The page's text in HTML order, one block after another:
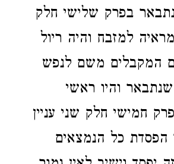
בפרק שלישי חלק
למזבח והיה ריול
המקבלים משם לנפש
והיו ראשי
חמישי חלק שני עניין
כל הנמצאים